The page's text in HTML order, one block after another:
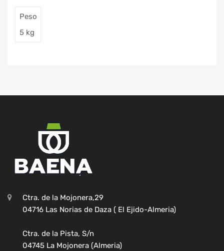
Peso
5 kg
Ctra. de la Mojonera,29
04716 Las Norias de Daza ( El Ejido-Almeria)
Ctra. de la Pista, S/n
04745 La Mojonera (Almeria)